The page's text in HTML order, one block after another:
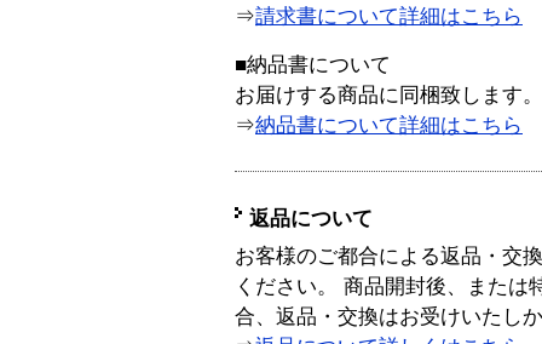
⇒請求書について詳細はこちら
■納品書について
お届けする商品に同梱致します。
⇒納品書について詳細はこちら
返品について
お客様のご都合による返品・交
ください。 商品開封後、または
合、返品・交換はお受けいたし